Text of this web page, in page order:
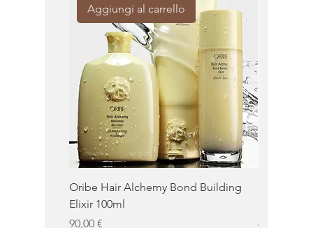
Aggiungi al carrello
Oribe Hair Alchemy Bond Building
Elixir 100ml
Prezzo
90,00 €
Oribe
Prezzo
62,00 €